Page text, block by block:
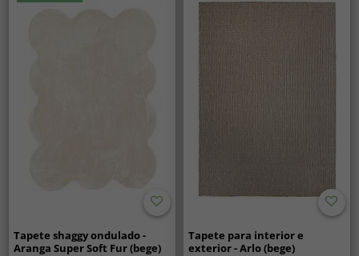
Tapete shaggy ondulado -
Aranga Super Soft Fur (bege)
Tapete para interior e
exterior - Arlo (bege)